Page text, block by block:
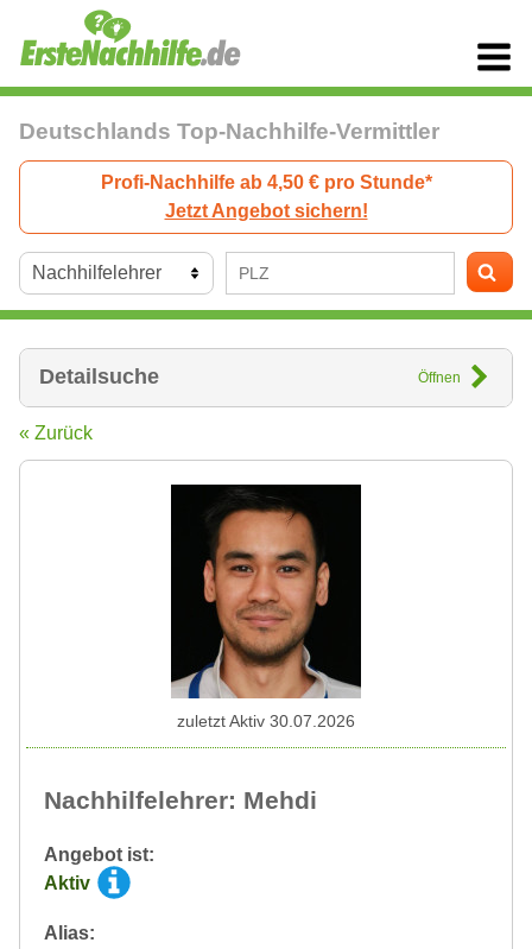
Deutschlands Top-Nachhilfe-Vermittler
Profi-Nachhilfe ab 4,50 € pro Stunde*
Jetzt Angebot sichern!
Detailsuche Öffnen
« Zurück
Nachhilfelehrer: Mehdi
Angebot ist:
Aktiv
Alias:
zuletzt Aktiv 30.07.2026